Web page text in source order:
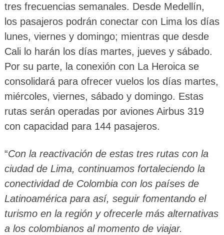
tres frecuencias semanales. Desde Medellín,
los pasajeros podrán conectar con Lima los días
lunes, viernes y domingo; mientras que desde
Cali lo harán los días martes, jueves y sábado.
Por su parte, la conexión con La Heroica se
consolidará para ofrecer vuelos los días martes,
miércoles, viernes, sábado y domingo. Estas
rutas serán operadas por aviones Airbus 319
con capacidad para 144 pasajeros.
“Con la reactivación de estas tres rutas con la
ciudad de Lima, continuamos fortaleciendo la
conectividad de Colombia con los países de
Latinoamérica para así, seguir fomentando el
turismo en la región y ofrecerle más alternativas
a los colombianos al momento de viajar.